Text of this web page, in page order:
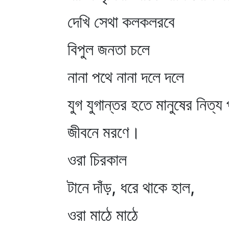
দেখি সেথা কলকলরবে
বিপুল জনতা চলে
নানা পথে নানা দলে দলে
যুগ যুগান্তর হতে মানুষের
জীবনে মরণে।
ওরা চিরকাল
টানে দাঁড়, ধরে থাকে হাল,
ওরা মাঠে মাঠে